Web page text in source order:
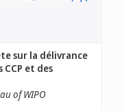
sur la délivrance
et des
of WIPO